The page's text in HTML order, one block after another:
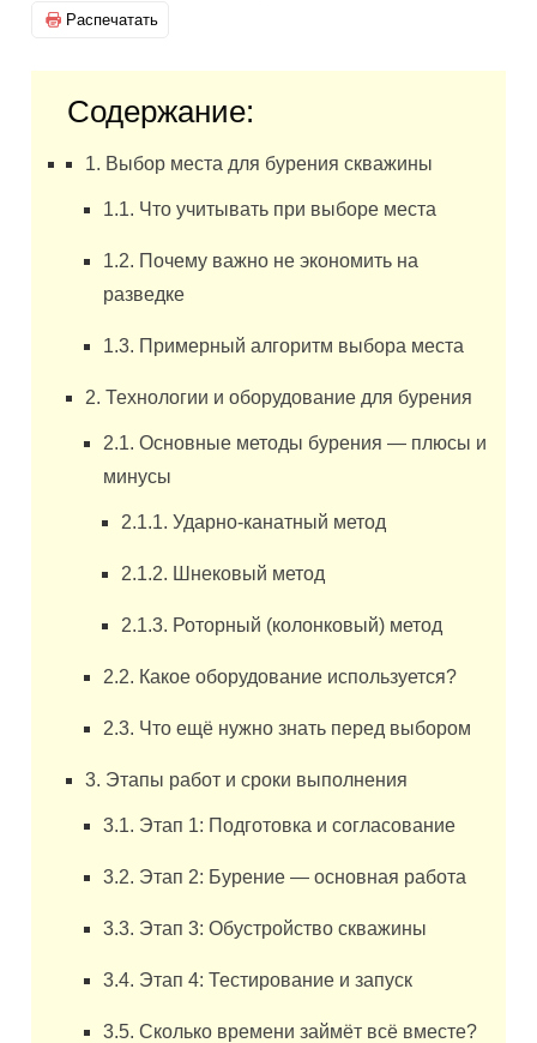
Распечатать
Содержание:
1. Выбор места для бурения скважины
1.1. Что учитывать при выборе места
1.2. Почему важно не экономить на
разведке
1.3. Примерный алгоритм выбора места
2. Технологии и оборудование для бурения
2.1. Основные методы бурения — плюсы и
минусы
2.1.1. Ударно-канатный метод
2.1.2. Шнековый метод
2.1.3. Роторный (колонковый) метод
2.2. Какое оборудование используется?
2.3. Что ещё нужно знать перед выбором
3. Этапы работ и сроки выполнения
3.1. Этап 1: Подготовка и согласование
3.2. Этап 2: Бурение — основная работа
3.3. Этап 3: Обустройство скважины
3.4. Этап 4: Тестирование и запуск
3.5. Сколько времени займёт всё вместе?